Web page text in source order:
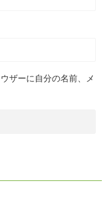
ザーに自分の名前、メ